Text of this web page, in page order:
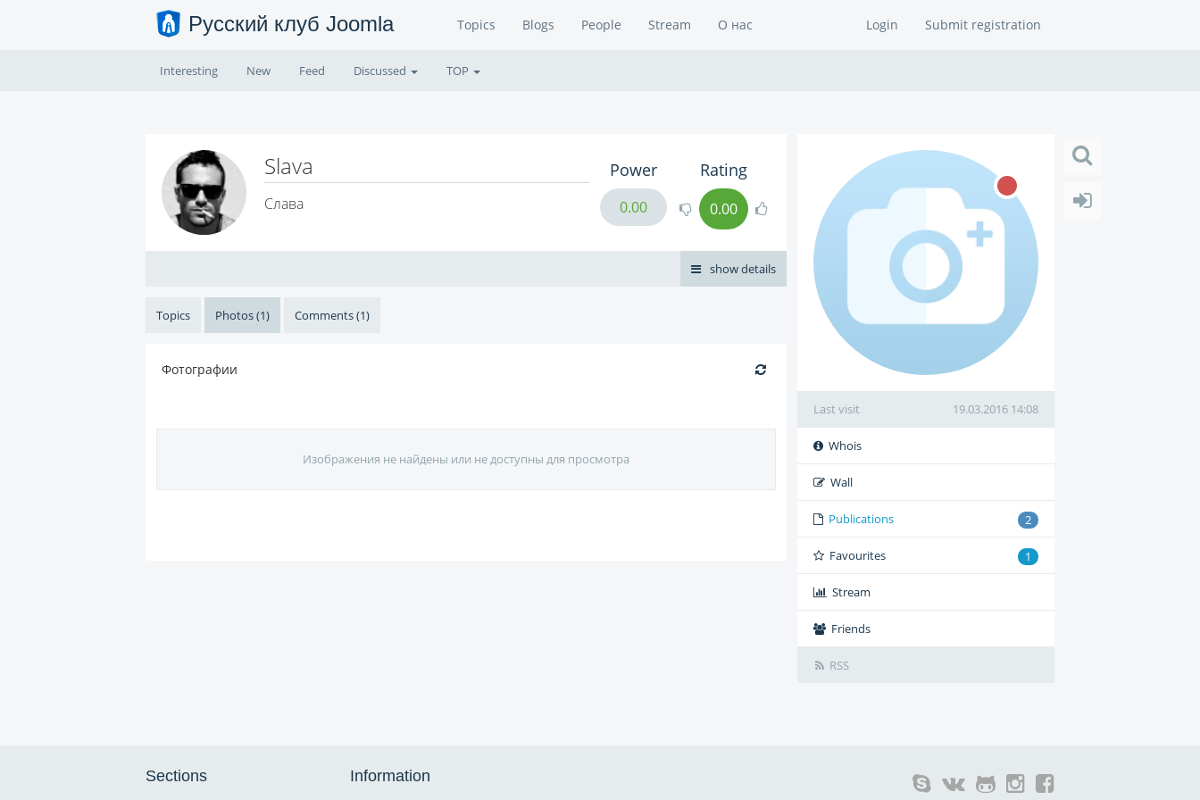
Русский клуб Joomla Topics Blogs People Stream О нас Login Submit registration
Interesting New Feed Discussed TOP
Slava
Слава
Power
0.00
Rating
0.00
show details
Topics Photos (1) Comments (1)
Фотографии
Изображения не найдены или не доступны для просмотра
Last visit 19.03.2016 14:08
Whois
Wall
Publications 2
Favourites 1
Stream
Friends
RSS
Sections Information